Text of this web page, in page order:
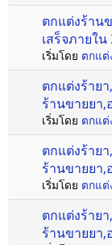
ตกแต่งร้าน
เสร็จภายใน
เริ่มโดย ตกแต่
ตกแต่งร้าย
ร้านขายยา
เริ่มโดย ตกแต่
ตกแต่งร้าย
ร้านขายยา
เริ่มโดย ตกแต่
ตกแต่งร้าย
ร้านขายยา